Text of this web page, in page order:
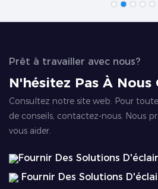
Prêt à travailler avec nous?
N'hésitez Pas À
Consultez notre site web. Pour
de conseils, contactez-nous. Nous
vous aider.
Fournir Des Solutions
Fournir Des Solutions